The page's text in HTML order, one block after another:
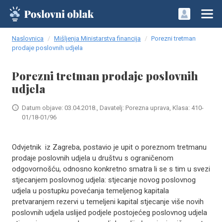
Naslovnica Mišljenja Ministarstva financija
Porezni tretman
prodaje poslovnih udjela
Porezni tretman prodaje poslovnih
udjela
Datum objave: 03.04.2018., Davatelj: Porezna uprava, Klasa: 410-
01/18-01/96
Odvjetnik iz Zagreba, postavio je upit o poreznom tretmanu
prodaje poslovnih udjela u društvu s ograničenom
odgovornošću, odnosno konkretno smatra li se s tim u svezi
stjecanjem poslovnog udjela: stjecanje novog poslovnog
udjela u postupku povećanja temeljenog kapitala
pretvaranjem rezervi u temeljeni kapital stjecanje više novih
poslovnih udjela uslijed podjele postojećeg poslovnog udjela